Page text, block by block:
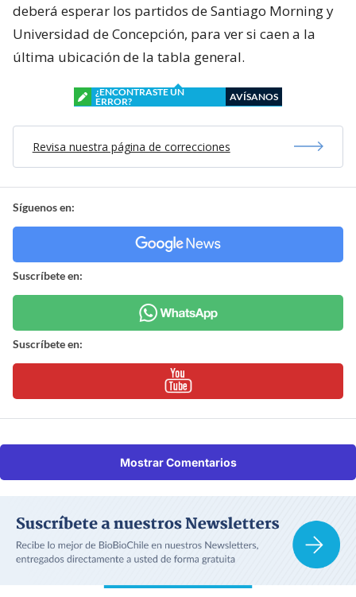
deberá esperar los partidos de Santiago Morning y
Universidad de Concepción, para ver si caen a la
última ubicación de la tabla general.
¿ENCONTRASTE UN
ERROR?
AVÍSANOS
Revisa nuestra página de correcciones
Síguenos en:
Suscríbete en:
Suscríbete en:
Mostrar Comentarios